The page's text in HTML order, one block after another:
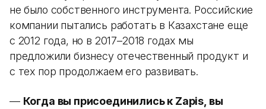
не было собственного инструмента. Российские
компании пытались работать в Казахстане еще
с 2012 года, но в 2017–2018 годах мы
предложили бизнесу отечественный продукт и
с тех пор продолжаем его развивать.
— Когда вы присоединились к Zapis, вы